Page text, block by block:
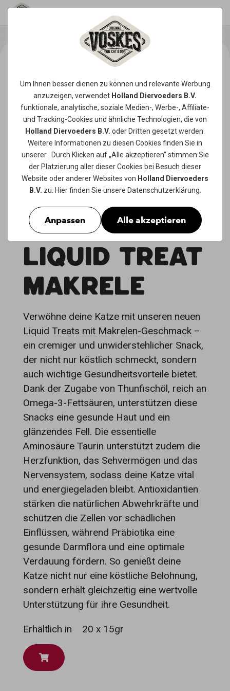
Um Ihnen besser dienen zu können und relevante Werbung
anzuzeigen, verwendet Holland Diervoeders B.V.
funktionale, analytische, soziale Medien-, Werbe-, Affiliate-
und Tracking-Cookies und ähnliche Technologien, die von
Holland Diervoeders B.V. oder Dritten gesetzt werden.
Weitere Informationen zu diesen Cookies finden Sie in
unserer
. Durch Klicken auf „Alle akzeptieren“ stimmen Sie
der Platzierung aller dieser Cookies bei Besuch dieser
Website oder anderer Websites von Holland Diervoeders
B.V. zu. Hier finden Sie unsere Datenschutzerklärung
Anpassen Alle akzeptieren
LIQUID TREAT
MAKRELE
Verwöhne deine Katze mit unseren neuen
Liquid Treats mit Makrelen-Geschmack –
ein cremiger und unwiderstehlicher Snack,
der nicht nur köstlich schmeckt, sondern
auch wichtige Gesundheitsvorteile bietet.
Dank der Zugabe von Thunfischöl, reich an
Omega-3-Fettsäuren, unterstützen diese
Snacks eine gesunde Haut und ein
glänzendes Fell. Die essentielle
Aminosäure Taurin unterstützt zudem die
Herzfunktion, das Sehvermögen und das
Nervensystem, sodass deine Katze vital
und energiegeladen bleibt. Antioxidantien
stärken die natürlichen Abwehrkräfte und
schützen die Zellen vor schädlichen
Einflüssen, während Präbiotika eine
gesunde Darmflora und eine optimale
Verdauung fördern. So genießt deine
Katze nicht nur eine köstliche Belohnung,
sondern erhält gleichzeitig eine wertvolle
Unterstützung für ihre Gesundheit.
Erhältlich in 20 x 15gr